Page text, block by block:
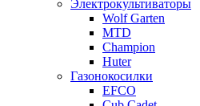
Электрокультиваторы
Wolf Garten
MTD
Champion
Huter
Газонокосилки
EFCO